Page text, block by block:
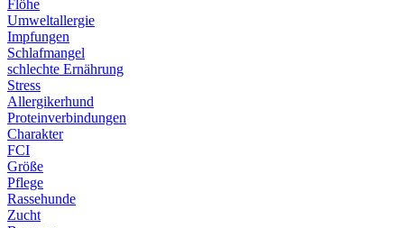
Flöhe
Umweltallergie
Impfungen
Schlafmangel
schlechte Ernährung
Stress
Allergikerhund
Proteinverbindungen
Charakter
FCI
Größe
Pflege
Rassehunde
Zucht